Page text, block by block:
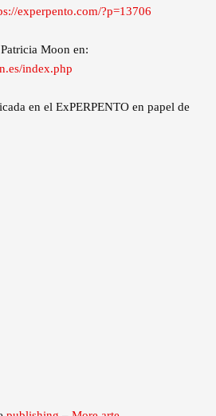
experpento.com/?p=13706
Moon en:
index.php
en el ExPERPENTO en papel de